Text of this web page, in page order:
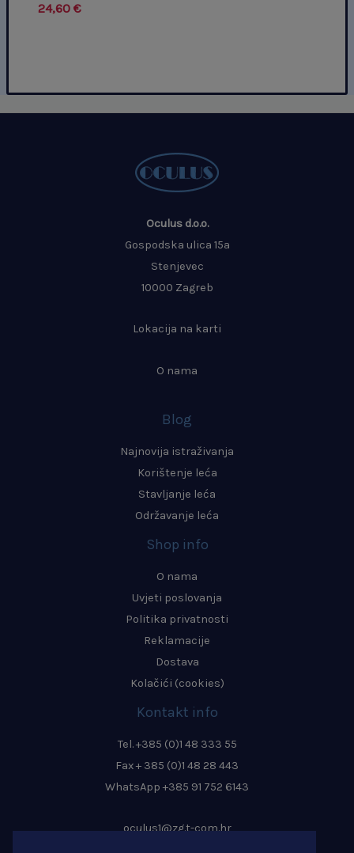
24,60 €
Oculus d.o.o.
Gospodska ulica 15a
Stenjevec
10000 Zagreb
Lokacija na karti
O nama
Blog
Najnovija istraživanja
Korištenje leća
Stavljanje leća
Održavanje leća
Shop info
O nama
Uvjeti poslovanja
Politika privatnosti
Reklamacije
Dostava
Kolačići (cookies)
Kontakt info
Tel. +385 (0)1 48 333 55
Fax + 385 (0)1 48 28 443
WhatsApp +385 91 752 6143
oculus1@zg.t-com.hr